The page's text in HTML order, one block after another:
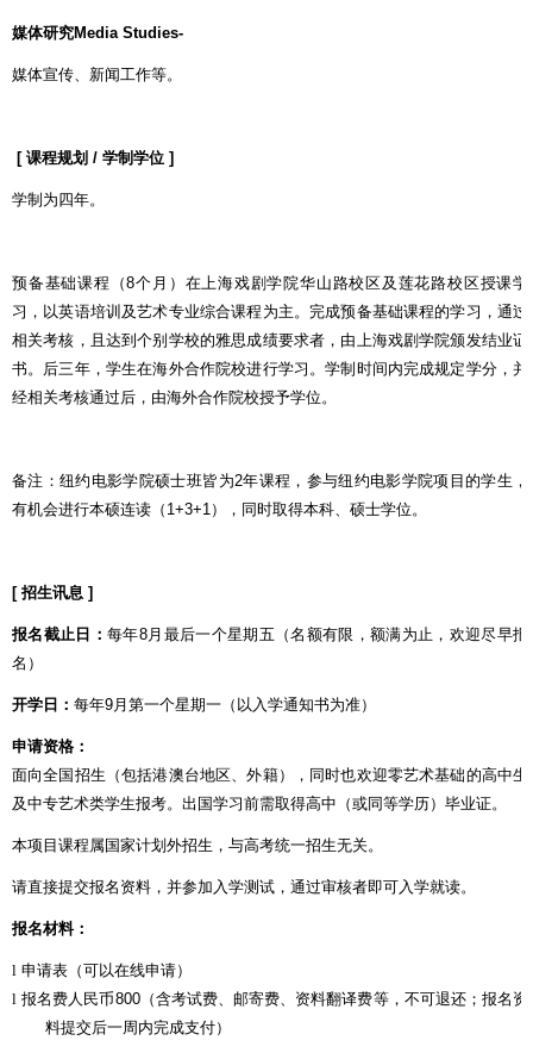
媒体研究Media Studies-
媒体宣传、新闻工作等。
[ 课程规划 / 学制学位 ]
学制为四年。
预备基础课程（8个月）在上海戏剧学院华山路校区及莲花路校区授课学
习，以英语培训及艺术专业综合课程为主。完成预备基础课程的学习，通过
相关考核，且达到个别学校的雅思成绩要求者，由上海戏剧学院颁发结业证
书。后三年，学生在海外合作院校进行学习。学制时间内完成规定学分，并
经相关考核通过后，由海外合作院校授予学位。
备注：纽约电影学院硕士班皆为2年课程，参与纽约电影学院项目的学生，
有机会进行本硕连读（ 1+3+1 ），同时取得本科、硕士学位。
[ 招生讯息 ]
报名截止日：每年8月 最后一个星期五 （名额有限，额满为止，欢迎尽早报
名）
开学日： 每年9 月第一个星期一（以入学通知书为准）
申请资格：
面向全国招生（包括港澳台地区、外籍），同时也欢迎零艺术基础的高中生
及中专艺术类学生报考。出国学习前需取得高中（或同等学历）毕业证。
本项目课程属国家计划外招生，与高考统一招生无关。
请直接提交报名资料，并参加入学测试，通过审核者即可入学就读。
报名材料：
l 申请表（可以在线申请）
l 报名费人民币800（含考试费、邮寄费、资料翻译费等，不可退还；报名资
料提交后一周内完成支付）